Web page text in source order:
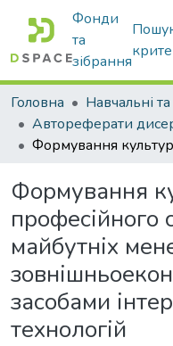
Фонди
та
зібрання
Головна
Формування
професійного
майбутніх
засобами
технологій